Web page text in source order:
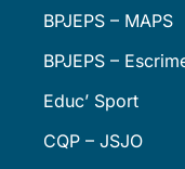
BPJEPS – MAPS
BPJEPS –
Educ’ Sport
CQP – JSJO